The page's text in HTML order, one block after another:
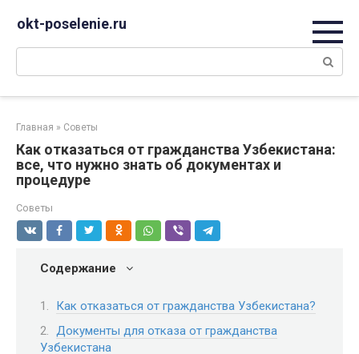
okt-poselenie.ru
Поиск:
Главная » Советы
Как отказаться от гражданства Узбекистана:
все, что нужно знать об документах и
процедуре
Советы
Содержание
Как отказаться от гражданства Узбекистана?
Документы для отказа от гражданства
Узбекистана